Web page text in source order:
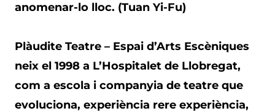
anomenar-lo lloc. (Tuan Yi-Fu)
Plàudite Teatre – Espai d’Arts Escèniques
neix el 1998 a L’Hospitalet de Llobregat,
com a escola i companyia de teatre que
evoluciona, experiència rere experiència,